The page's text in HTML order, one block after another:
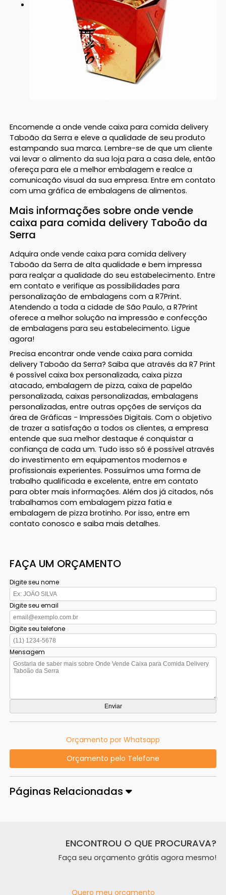
Encomende a onde vende caixa para comida delivery
Taboão da Serra e eleve a qualidade de seu produto
estampando sua marca. Lembre-se de que um cliente
vai levar o alimento da sua loja para a casa dele, então
ofereça para ele a melhor embalagem e realce a
comunicação visual da sua empresa. Entre em contato
com uma gráfica de embalagens de alimentos.
Mais informações sobre onde vende
caixa para comida delivery Taboão da
Serra
Adquira onde vende caixa para comida delivery
Taboão da Serra de alta qualidade e bem impressa
para realçar a qualidade do seu estabelecimento. Entre
em contato e verifique as possibilidades para
personalização de embalagens com a R7Print.
Atendendo a toda a cidade de São Paulo, a R7Print
oferece a melhor solução na impressão e confecção
de embalagens para seu estabelecimento. Ligue
agora!
Precisa encontrar onde vende caixa para comida
delivery Taboão da Serra? Saiba que através da R7 Print
é possível caixa box personalizada, caixa pizza
atacado, embalagem de pizza, caixa de papelão
personalizada, caixas personalizadas, embalagens
personalizadas, entre outras opções de serviços da
área de Gráficas - Impressões Digitais. Com o objetivo
de trazer a satisfação a todos os clientes, a empresa
entende que sua melhor destaque é conquistar a
confiança de cada um. Tudo isso só é possível através
do investimento em equipamentos modernos e
profissionais experientes. Possuímos uma forma de
trabalho qualificada e excelente, entre em contato
para obter mais informações. Além dos já citados, nós
trabalhamos com embalagem pizza fatia e
embalagem de pizza brotinho. Por isso, entre em
contato conosco e saiba mais detalhes.
FAÇA UM ORÇAMENTO
Digite seu nome
Digite seu email
Digite seu telefone
Mensagem
Orçamento por Whatsapp
Orçamento pelo Telefone
Páginas Relacionadas
ENCONTROU O QUE PROCURAVA?
Faça seu orçamento grátis agora mesmo!
Quero meu orçamento